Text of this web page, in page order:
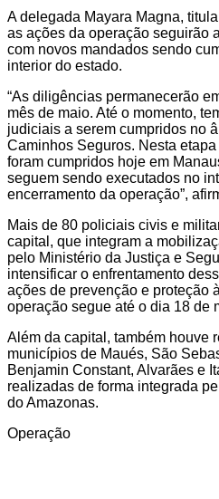
A delegada Mayara Magna,
as ações da operação seguirão
com novos mandados sendo
interior do estado.
“As diligências permanecerão
mês de maio. Até o momento,
judiciais a serem cumpridos no
Caminhos Seguros. Nesta
foram cumpridos hoje em
seguem sendo executados no
encerramento da operação”,
Mais de 80 policiais civis e
capital, que integram a
pelo Ministério da Justiça e
intensificar o enfrentamento
ações de prevenção e proteção
operação segue até o dia 18 de
Além da capital, também houve
municípios de Maués, São
Benjamin Constant, Alvarães e
realizadas de forma integrada
do Amazonas.
Operação